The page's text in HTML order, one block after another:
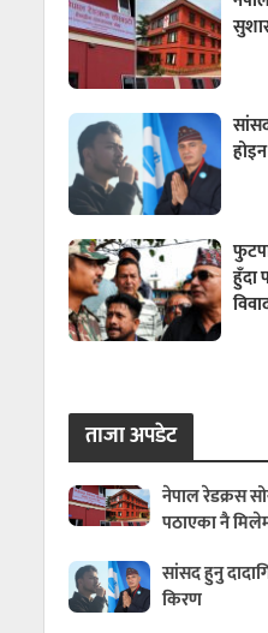
हुँदा
ताजा अपडेट
नेपाल रेडक्रस
पठाएका नै
सांसद हुनु
किरण